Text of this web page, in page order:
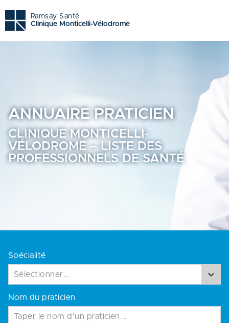
Ramsay Santé
Clinique Monticelli-Vélodrome
ANNUAIRE PRATICIEN
CLINIQUE MONTICELLI-
VÉLODROME – LISTE DES
PROFESSIONNELS DE SANTÉ
Spécialité
Sélectionner...
Nom du praticien